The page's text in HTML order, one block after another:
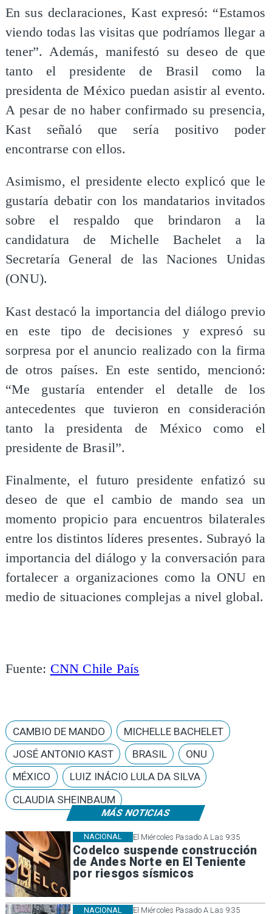
MÁS NOTICIAS
El Miércoles Pasado A Las 9:35
Codelco suspende construcción
de Andes Norte en El Teniente
por riesgos sísmicos
NACIONAL
El Miércoles Pasado A Las 9:35
NACIONAL
En sus declaraciones, Kast expresó: “Estamos
viendo todas las visitas que podríamos llegar a
tener”. Además, manifestó su deseo de que
tanto el presidente de Brasil como la
presidenta de México puedan asistir al evento.
A pesar de no haber confirmado su presencia,
Kast señaló que sería positivo poder
encontrarse con ellos.
Asimismo, el presidente electo explicó que le
gustaría debatir con los mandatarios invitados
sobre el respaldo que brindaron a la
candidatura de Michelle Bachelet a la
Secretaría General de las Naciones Unidas
(ONU).
Kast destacó la importancia del diálogo previo
en este tipo de decisiones y expresó su
sorpresa por el anuncio realizado con la firma
de otros países. En este sentido, mencionó:
“Me gustaría entender el detalle de los
antecedentes que tuvieron en consideración
tanto la presidenta de México como el
presidente de Brasil”.
Finalmente, el futuro presidente enfatizó su
deseo de que el cambio de mando sea un
momento propicio para encuentros bilaterales
entre los distintos líderes presentes. Subrayó la
importancia del diálogo y la conversación para
fortalecer a organizaciones como la ONU en
medio de situaciones complejas a nivel global.
Fuente: CNN Chile País
CAMBIO DE MANDO
MICHELLE BACHELET
JOSÉ ANTONIO KAST
BRASIL
ONU
MÉXICO
LUIZ INÁCIO LULA DA SILVA
CLAUDIA SHEINBAUM